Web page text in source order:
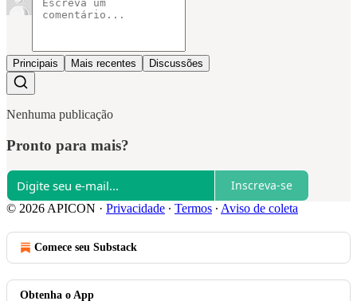
Principais Mais recentes Discussões
Nenhuma publicação
Pronto para mais?
Inscreva-se
© 2026 APICON · Privacidade ∙ Termos ∙ Aviso de coleta
Comece seu Substack
Obtenha o App